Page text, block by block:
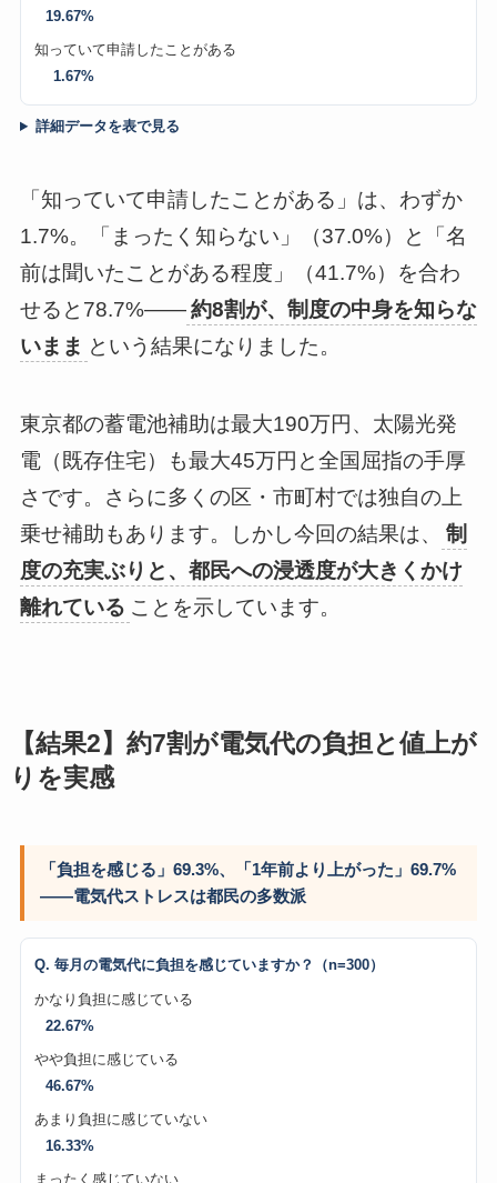
19.67%
知っていて申請したことがある
1.67%
詳細データを表で見る
「知っていて申請したことがある」は、わずか
1.7%。「まったく知らない」（37.0%）と「名
前は聞いたことがある程度」（41.7%）を合わ
せると78.7%——約8割が、制度の中身を知らな
いまま という結果になりました。
東京都の蓄電池補助は最大190万円、太陽光発
電（既存住宅）も最大45万円と全国屈指の手厚
さです。さらに多くの区・市町村では独自の上
乗せ補助もあります。しかし今回の結果は、
制
度の充実ぶりと、都民への浸透度が大きくかけ
離れている ことを示しています。
【結果2】約7割が電気代の負担と値上が
りを実感
「負担を感じる」69.3%、「1年前より上がった」69.7%
——電気代ストレスは都民の多数派
Q. 毎月の電気代に負担を感じていますか？（n=300）
かなり負担に感じている
22.67%
やや負担に感じている
46.67%
あまり負担に感じていない
16.33%
まったく感じていない